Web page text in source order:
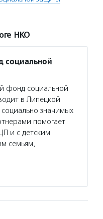
НКО
социальной
фонд социальной
в Липецкой
значимых
помогает
и с детским
семьям,